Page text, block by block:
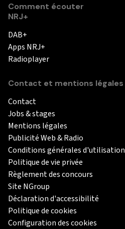
Comment écouter
NRJ+
DAB+
Apps NRJ+
Radioplayer
Contact et mentions légales
Contact
Jobs & stages
Mentions légales
Publicité Web & Radio
Conditions générales d'utilisation
Politique de vie privée
Règlement des concours
Site NGroup
Déclaration d'accessibilité
Politique de cookies
Configuration des cookies